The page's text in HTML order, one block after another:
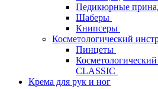
Педикюрные
Шаберы
Книпсеры
Косметологический
Пинцеты
CLASSIC
Крема для рук и ног